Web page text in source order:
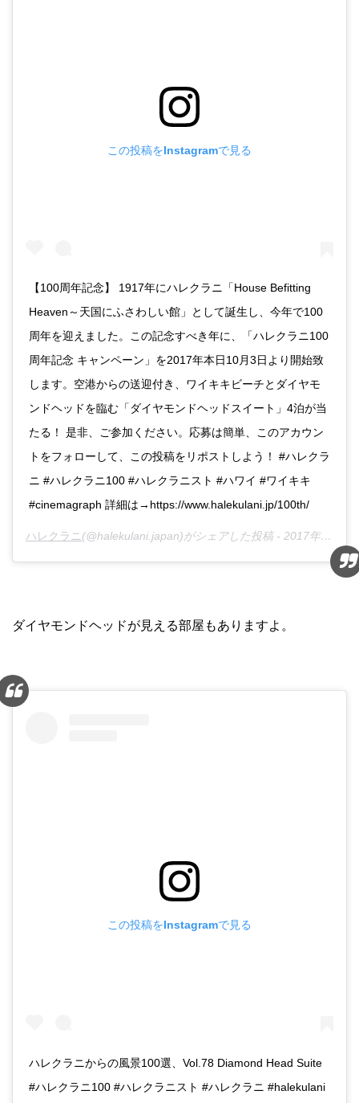
この投稿をInstagramで見る
【100周年記念】 1917年にハレクラニ「House Befitting
Heaven～天国にふさわしい館」として誕生し、今年で100
周年を迎えました。この記念すべき年に、「ハレクラニ100
周年記念 キャンペーン」を2017年本日10月3日より開始致
します。空港からの送迎付き、ワイキキビーチとダイヤモ
ンドヘッドを臨む「ダイヤモンドヘッドスイート」4泊が当
たる！ 是非、ご参加ください。応募は簡単、このアカウン
トをフォローして、この投稿をリポストしよう！ #ハレクラ
ニ #ハレクラニ100 #ハレクラニスト #ハワイ #ワイキキ
#cinemagraph 詳細は→https://www.halekulani.jp/100th/
ハレクラニ(@halekulani.japan)がシェアした投稿 - 2017年10月月13日午後6時36分PDT
ダイヤモンドヘッドが見える部屋もありますよ。
この投稿をInstagramで見る
ハレクラニからの風景100選、Vol.78 Diamond Head Suite
#ハレクラニ100 #ハレクラニスト #ハレクラニ #halekulani